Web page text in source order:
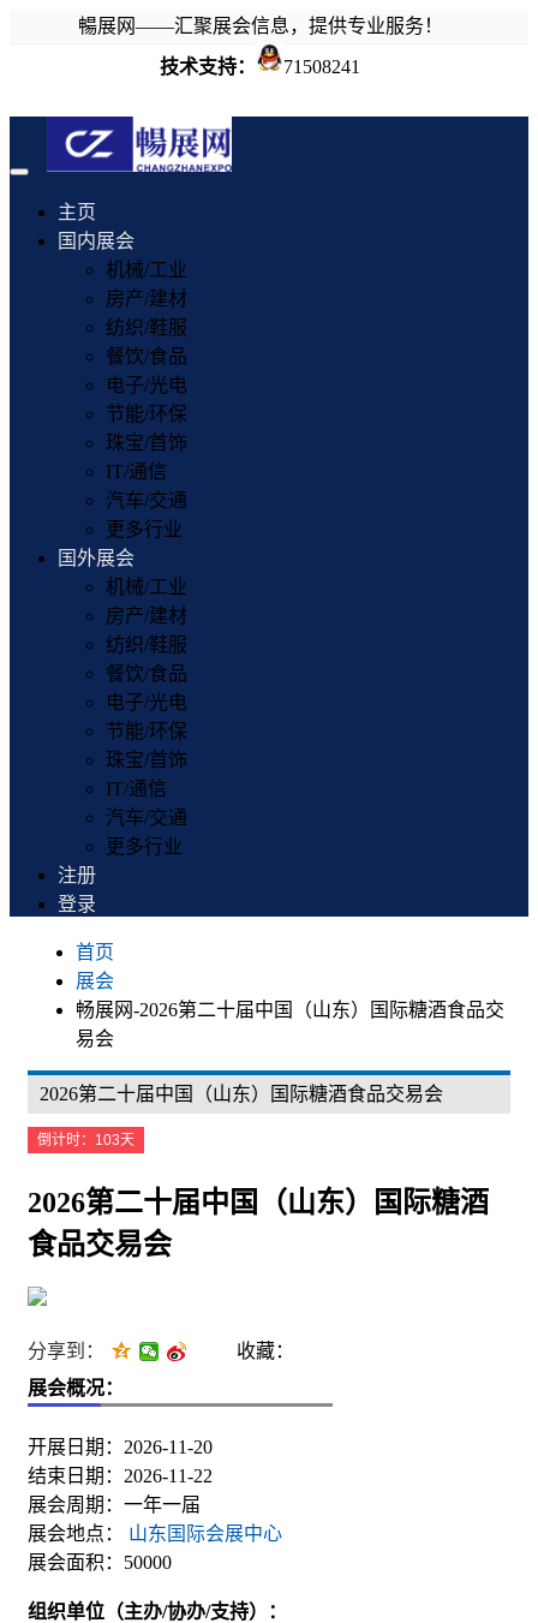
暢展网——汇聚展会信息，提供专业服务！
技术支持：
71508241
Toggle
navigation
主页
国内展会
机械/工业
房产/建材
纺织/鞋服
餐饮/食品
电子/光电
节能/环保
珠宝/首饰
IT/通信
汽车/交通
更多行业
国外展会
机械/工业
房产/建材
纺织/鞋服
餐饮/食品
电子/光电
节能/环保
珠宝/首饰
IT/通信
汽车/交通
更多行业
注册
登录
首页
展会
畅展网-2026第二十届中国（山东）国际糖酒食品交
易会
2026第二十届中国（山东）国际糖酒食品交易会
倒计时：103天
2026第二十届中国（山东）国际糖酒
食品交易会
分享到：
收藏：
展会概况：
开展日期：2026-11-20
结束日期：2026-11-22
展会周期：一年一届
展会地点：
山东国际会展中心
展会面积：50000
组织单位（主办/协办/支持）：